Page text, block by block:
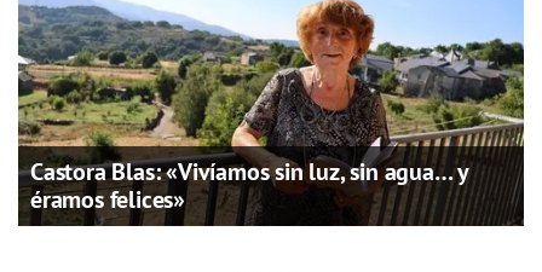
Castora Blas: «Vivíamos sin luz, sin agua… y
éramos felices»